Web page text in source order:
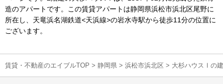
造のアパートです。この賃貸アパートは静岡県浜松市浜北区尾野に
所在し、天竜浜名湖鉄道<天浜線>の岩水寺駅から徒歩11分の位置に
ございます。
賃貸・不動産のエイブルTOP > 静岡県 > 浜松市浜北区 > 大杉ハウスⅠの